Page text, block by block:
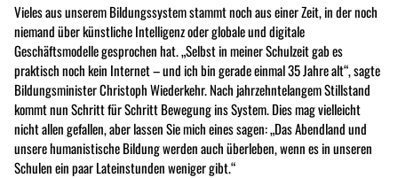
Vieles aus unserem Bildungssystem stammt noch aus einer Zeit, in der noch
niemand über künstliche Intelligenz oder globale und digitale
Geschäftsmodelle gesprochen hat. „Selbst in meiner Schulzeit gab es
praktisch noch kein Internet – und ich bin gerade einmal 35 Jahre alt“, sagte
Bildungsminister Christoph Wiederkehr. Nach jahrzehntelangem Stillstand
kommt nun Schritt für Schritt Bewegung ins System. Dies mag vielleicht
nicht allen gefallen, aber lassen Sie mich eines sagen: „Das Abendland und
unsere humanistische Bildung werden auch überleben, wenn es in unseren
Schulen ein paar Lateinstunden weniger gibt.“